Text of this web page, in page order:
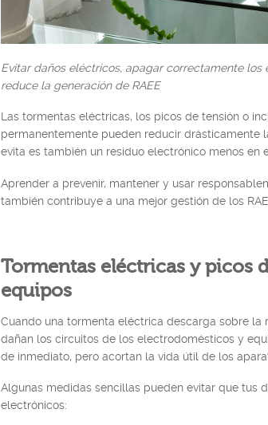
Evitar daños eléctricos, apagar correctamente
reduce la generación de RAEE
Las tormentas eléctricas, los picos de tensión o
permanentemente pueden reducir drásticamente
evita es también un residuo electrónico menos en
Aprender a prevenir, mantener y usar
también contribuye a una mejor gestión de los
Tormentas eléctricas y picos
equipos
Cuando una tormenta eléctrica descarga sobre
dañan los circuitos de los electrodomésticos y
de inmediato, pero acortan la vida útil de los
Algunas medidas sencillas pueden evitar que tus
electrónicos: